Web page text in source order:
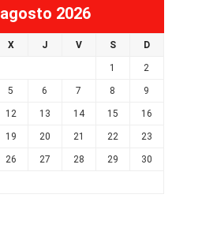
agosto 2026
X J V S D
1 2
5 6 7 8 9
12 13 14 15 16
19 20 21 22 23
26 27 28 29 30